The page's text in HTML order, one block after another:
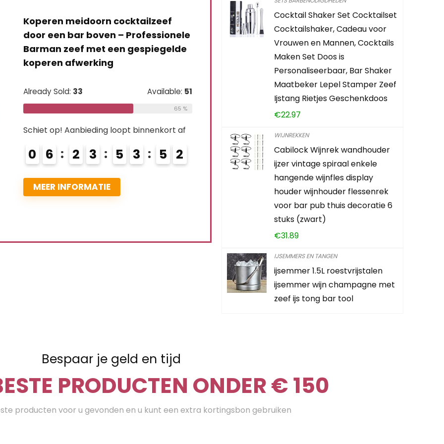
Roestvrij staal Cocktail Zeef,
Drankjes Zeef, Losse Thee Zeef,
Professionele Drankfilter Bar Ice
Fruit Separator met Lente,
Already Sold:12 Available:
0 2 5 5
MEER INFORMATIE
Cocktail Shaker Set Cocktailset
Cocktailshaker, Cadeau voor
Vrouwen en Mannen, Cocktails
Maken Set Doos is
Personaliseerbaar, Bar Shaker
Maatbeker Lepel Stamper Zeef
Ijstang Rietjes Geschenkdoos
€22.97
WIJNREKKEN
Cabilock Wijnrek wandhouder
ijzer vintage spiraal enkele
hangende wijnfles display
houder wijnhouder flessenrek
voor bar pub thuis decoratie 6
stuks (zwart)
€31.89
IJSEMMERS EN TANGEN
ijsemmer 1.5L roestvrijstalen
ijsemmer wijn champagne met
zeef ijs tong bar tool
Bespaar je geld en tijd
PRODUCTEN ONDER € 150
producten voor u gevonden en u kunt een extra kortingsbon gebruiken